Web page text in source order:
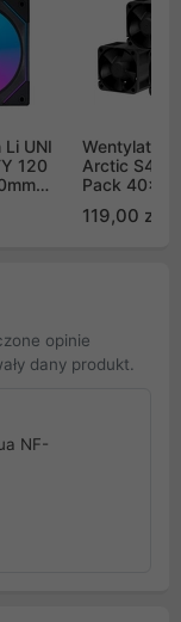
UNI
120
Wentylator
Arctic
Pack
szt.)
119,00 zł
opinie
dany produkt.
NF-